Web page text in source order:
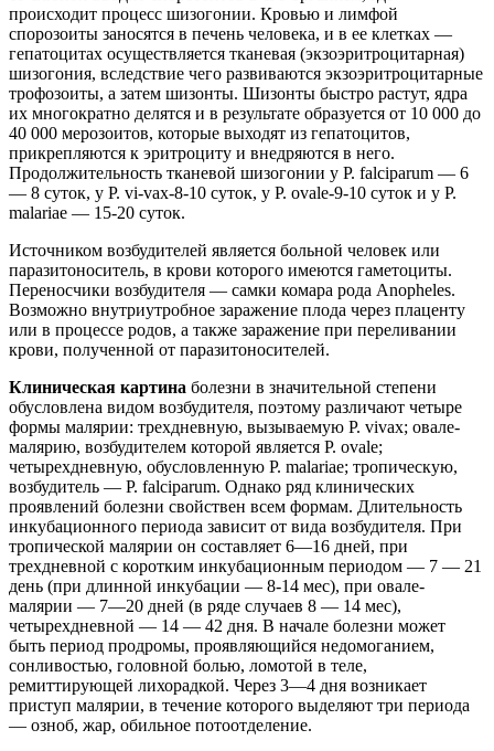
происходит процесс шизогонии. Кровью и лимфой
спорозоиты заносятся в печень человека, и в ее клетках —
гепатоцитах осуществляется тканевая (экзоэритроцитарная)
шизогония, вследствие чего развиваются экзоэритроцитарные
трофозоиты, а затем шизонты. Шизонты быстро растут, ядра
их многократно делятся и в результате образуется от 10 000 до
40 000 мерозоитов, которые выходят из гепатоцитов,
прикрепляются к эритроциту и внедряются в него.
Продолжительность тканевой шизогонии у P. falciparum — 6
— 8 суток, у P. vi-vax-8-10 суток, у Р. ovale-9-10 суток и у P.
malariae — 15-20 суток.
Источником возбудителей является больной человек или
паразитоноситель, в крови которого имеются гаметоциты.
Переносчики возбудителя — самки комара рода Anopheles.
Возможно внутриутробное заражение плода через плаценту
или в процессе родов, а также заражение при переливании
крови, полученной от паразитоносителей.
Клиническая картина болезни в значительной степени
обусловлена видом возбудителя, поэтому различают четыре
формы малярии: трехдневную, вызываемую P. vivax; овале-
малярию, возбудителем которой является P. ovale;
четырехдневную, обусловленную P. malariae; тропическую,
возбудитель — P. falciparum. Однако ряд клинических
проявлений болезни свойствен всем формам. Длительность
инкубационного периода зависит от вида возбудителя. При
тропической малярии он составляет 6—16 дней, при
трехдневной с коротким инкубационным периодом — 7 — 21
день (при длинной инкубации — 8-14 мес), при овале-
малярии — 7—20 дней (в ряде случаев 8 — 14 мес),
четырехдневной — 14 — 42 дня. В начале болезни может
быть период продромы, проявляющийся недомоганием,
сонливостью, головной болью, ломотой в теле,
ремиттирующей лихорадкой. Через 3—4 дня возникает
приступ малярии, в течение которого выделяют три периода
— озноб, жар, обильное потоотделение.